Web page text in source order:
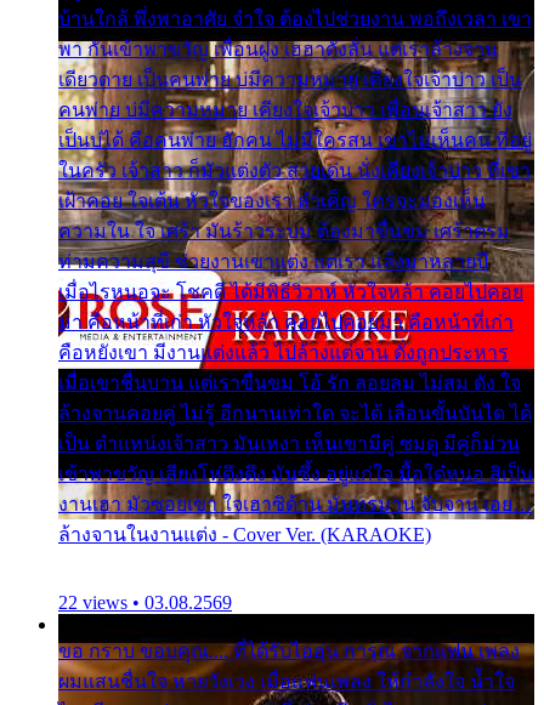
บ้านใกล้ พึ่งพาอาศัย จำใจ ต้องไปช่วยงาน พอถึงเวลา เขา
พา กันเข้าพาขวัญ เพื่อนฝูง เฮฮาดังลั่น แต่เราล้างจาน
เดียวดาย เป็นคนพ่าย บ่มีความหมาย เคียงใจเจ้าบ่าว เป็น
คนพ่าย บ่มีความหมาย เคียงใจเจ้าบ่าว เพื่อนเจ้าสาว ยัง
เป็นบ่ได้ คือคนพ่าย ฮักคน ไม่มีใครสน เขาไม่เห็นคน ที่อยู่
ในครัว เจ้าสาว ก็มัวแต่งตัว สวยเด่น นั่งเคียงเจ้าบ่าว ที่เขา
เฝ้าคอย ใจเต้น หัวใจของเรา ลำเค็ญ ใครจะมองเห็น
ความใน ใจ เศร้า มันร้าวระบม ต้องมาขื่นขม เศร้าตรม
ท่ามความสุขี ช่วยงานเขาแต่ง แต่เรา แล้งมาหลายปี
เมื่อไรหนอจะ โชคดี ได้มีพิธีวิวาห์ หัวใจหล้า คอยไปคอย
มา คือหน้าที่เก่า หัวใจหล้า คอยไปคอยมา คือหน้าที่เก่า
คือหยังเขา มีงานแต่งแล้ว ไปล้างแต่จาน ดั่งถูกประหาร
เมื่อเขาชื่นบาน แต่เราขื่นขม โอ้ รัก ลอยลม ไม่สม ดัง ใจ
ล้างจานคอยคู่ ไม่รู้ อีกนานเท่าใด จะได้ เลื่อนขั้นบันได ได้
เป็น ตำแหน่งเจ้าสาว มันเหงา เห็นเขามีคู่ ซมดู มีคู่ก็ม่วน
เข้าพาขวัญ เสียงโห่ตึงตึง มันซึ้ง อยู่แก่ใจ มื้อใด๋หนอ สิเป็น
งานเฮา มัวซอยเขา ใจเฮาซิด้าน มันทรมาน จับจาน เอย…
ล้างจานในงานแต่ง - Cover Ver. (KARAOKE)
22 views • 03.08.2569
ขอ กราบ ขอบคุณ.... ที่ได้รับไออุ่น การุณ จากแฟน เพลง
ผมแสนชื่นใจ หายวังเวง เมื่อแฟนเพลง ให้กำลังใจ น้ำใจ